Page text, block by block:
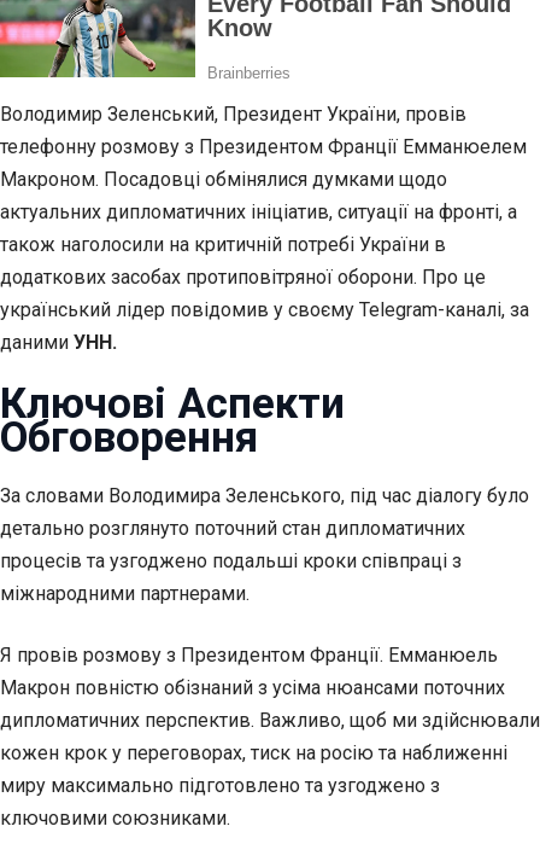
Володимир Зеленський, Президент України, провів
телефонну розмову з Президентом Франції Емманюелем
Макроном. Посадовці обмінялися думками щодо
актуальних дипломатичних ініціатив, ситуації на фронті, а
також наголосили на критичній потребі України в
додаткових засобах протиповітряної оборони. Про це
український лідер повідомив у своєму Telegram-каналі, за
даними УНН.
Ключові Аспекти
Обговорення
За словами Володимира Зеленського, під час діалогу було
детально розглянуто поточний стан дипломатичних
процесів та узгоджено подальші кроки співпраці з
міжнародними партнерами.
Я провів розмову з Президентом Франції. Емманюель
Макрон повністю обізнаний з усіма нюансами поточних
дипломатичних перспектив. Важливо, щоб ми здійснювали
кожен крок у переговорах, тиск на росію та наближенні
миру максимально підготовлено та узгоджено з
ключовими союзниками.